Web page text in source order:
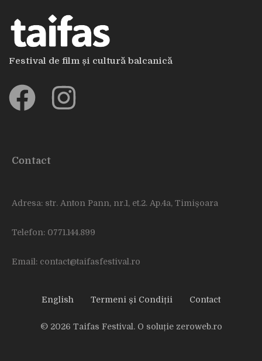
Festival de film și cultură balcanică
Contact
Adresa: str. Anton Pann, nr.1, et.2. Ap.4a, Timișoara
Telefon: 0771.144.899
Email: contact@taifasfestival.ro
English Termeni și Condiții Contact
© 2026 Taifas Festival. O soluție zeroweb.ro